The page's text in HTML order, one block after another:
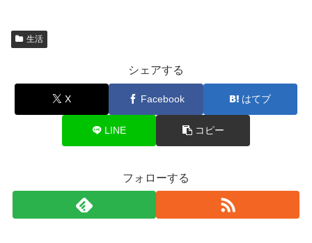
生活
シェアする
X Facebook はてブ
LINE コピー
フォローする